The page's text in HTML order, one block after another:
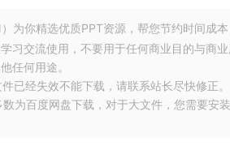
为你精选优质PPT资源，帮您节约时间成本
习交流使用，不要用于任何商业目的与商
任何用途。
已经失效不能下载，请联系站长尽快修正。
为百度网盘下载，对于大文件，您需要安